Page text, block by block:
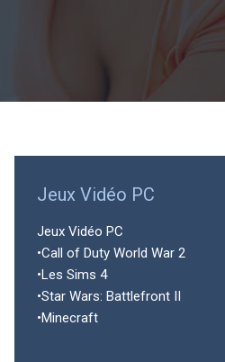
Jeux Vidéo PC
Jeux Vidéo PC
•Call of Duty World War 2
•Les Sims 4
•Star Wars: Battlefront II
•Minecraft